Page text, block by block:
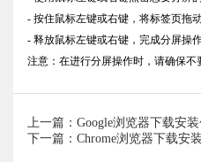
- 按住鼠标左键或右键，将标签页拖
- 释放鼠标左键或右键，完成分屏操作
注意：在进行分屏操作时，请确保不
上一篇：Google浏览器下载安
下一篇：Chrome浏览器下载安